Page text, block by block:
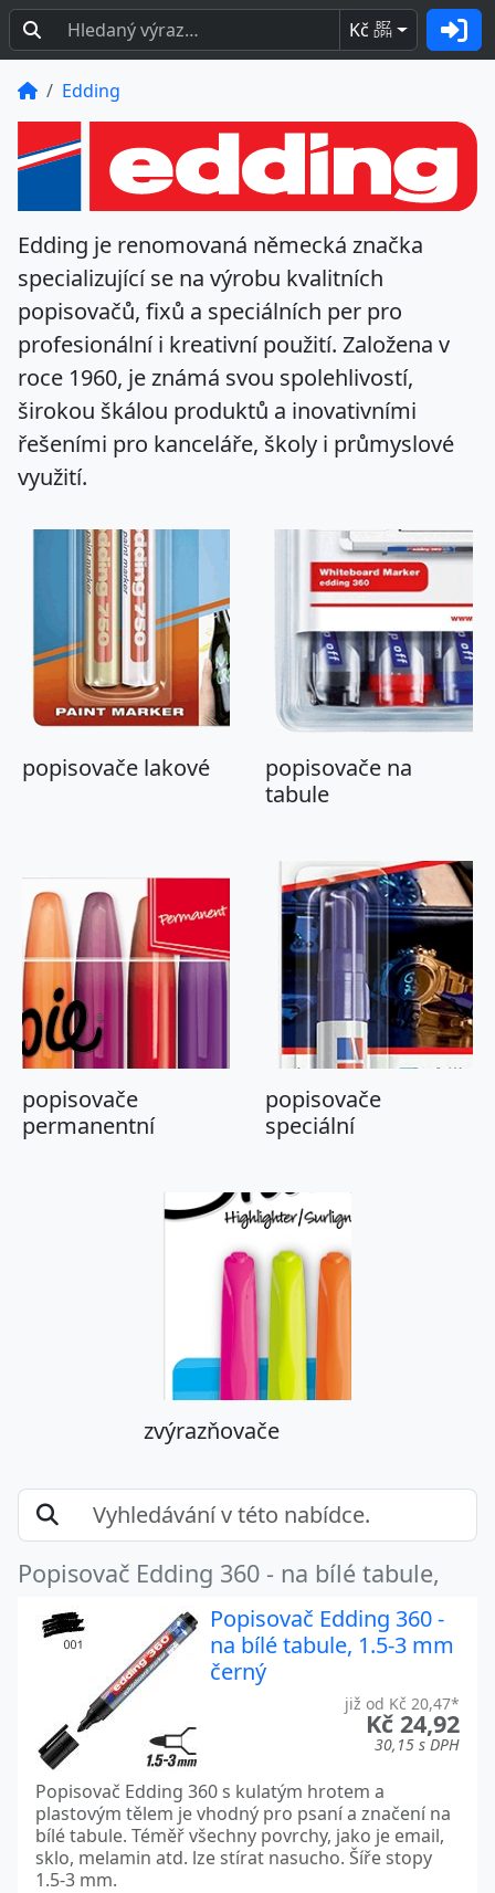
Kč BEZ
DPH
Edding
Edding je renomovaná německá značka
specializující se na výrobu kvalitních
popisovačů, fixů a speciálních per pro
profesionální i kreativní použití. Založena v
roce 1960, je známá svou spolehlivostí,
širokou škálou produktů a inovativními
řešeními pro kanceláře, školy i průmyslové
využití.
popisovače lakové
popisovače na
tabule
popisovače
permanentní
popisovače
speciální
zvýrazňovače
Popisovač Edding 360 - na bílé tabule,
Popisovač Edding 360 -
na bílé tabule, 1.5-3 mm
černý
již od Kč 20,47*
Kč 24,92
30,15 s DPH
Popisovač Edding 360 s kulatým hrotem a
plastovým tělem je vhodný pro psaní a značení na
bílé tabule. Téměř všechny povrchy, jako je email,
sklo, melamin atd. lze stírat nasucho. Šíře stopy
1.5-3 mm.